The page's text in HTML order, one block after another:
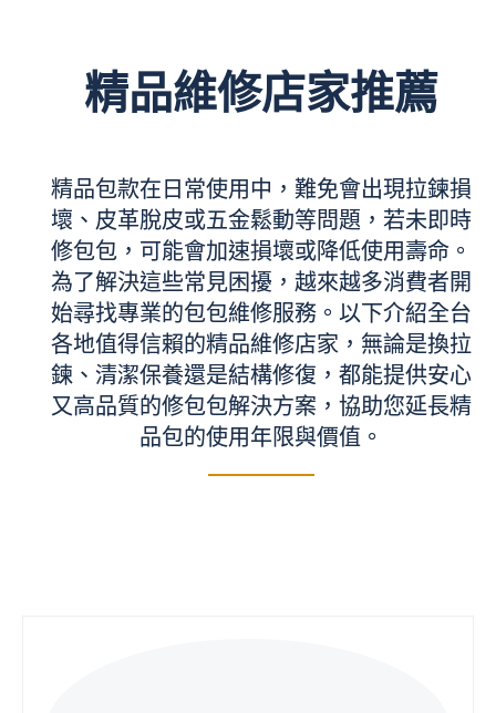
精品維修店家推薦
精品包款在日常使用中，難免會出現拉鍊損
壞、皮革脫皮或五金鬆動等問題，若未即時
修包包，可能會加速損壞或降低使用壽命。
為了解決這些常見困擾，越來越多消費者開
始尋找專業的包包維修服務。以下介紹全台
各地值得信賴的精品維修店家，無論是換拉
鍊、清潔保養還是結構修復，都能提供安心
又高品質的修包包解決方案，協助您延長精
品包的使用年限與價值。